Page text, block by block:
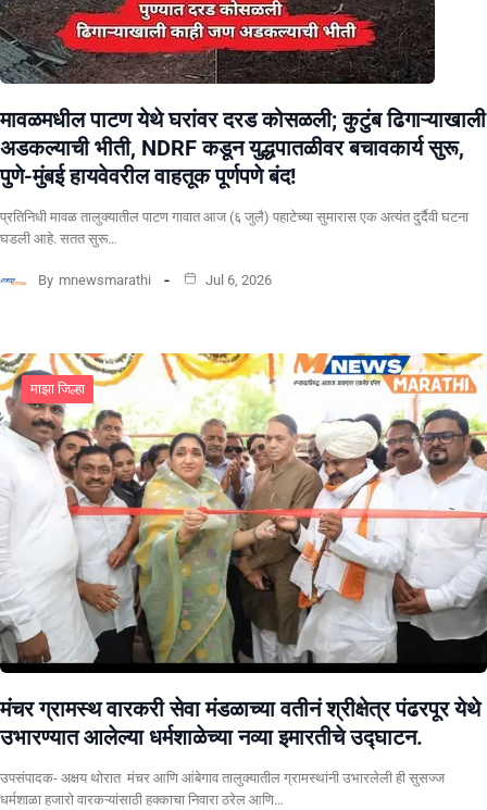
मावळमधील पाटण येथे घरांवर दरड कोसळली; कुटुंब ढिगाऱ्याखाली
अडकल्याची भीती, NDRF कडून युद्धपातळीवर बचावकार्य सुरू,
पुणे-मुंबई हायवेवरील वाहतूक पूर्णपणे बंद!
​प्रतिनिधी मावळ तालुक्यातील पाटण गावात आज (६ जुलै) पहाटेच्या सुमारास एक अत्यंत दुर्दैवी घटना
घडली आहे. सतत सुरू…
By mnewsmarathi Jul 6, 2026
माझा जिल्हा
मंचर ग्रामस्थ वारकरी सेवा मंडळाच्या वतीनं श्रीक्षेत्र पंढरपूर येथे
उभारण्यात आलेल्या धर्मशाळेच्या नव्या इमारतीचे उद्घाटन.
उपसंपादक- अक्षय थोरात मंचर आणि आंबेगाव तालुक्यातील ग्रामस्थांनी उभारलेली ही सुसज्ज
धर्मशाळा हजारो वारकऱ्यांसाठी हक्काचा निवारा ठरेल आणि…